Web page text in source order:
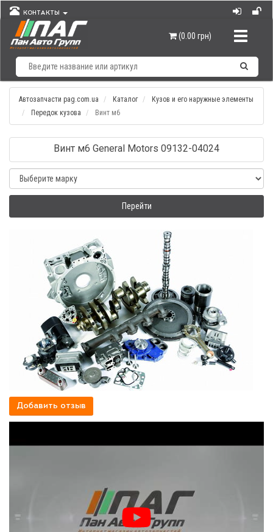
КОНТАКТЫ
(0.00 грн)
Автозапчасти pag.com.ua Каталог
Кузов и его наружные элементы
Передок кузова
Винт м6
Винт м6 General Motors 09132-04024
Перейти
Добавить отзыв